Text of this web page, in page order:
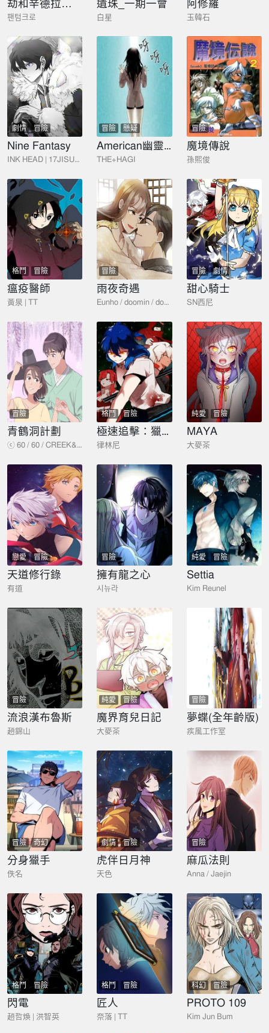
劫和辛德拉的日常
팬텀크로
遺珠_一期一會
白星
阿修羅
玉韓石
劇情 冒險
Nine Fantasy
INK HEAD | 17JISUNG
冒險 懸疑
American幽靈傑克
THE+HAGI
冒險
魔境傳說
孫熙俊
格鬥 冒險
瘟疫醫師
黃泉 | TT
冒險
雨夜奇遇
Eunho / doomin / doomin
冒險 劇情
甜心騎士
SN西尼
冒險
青鶴洞計劃
ⓒ 60 / 60 / CREEK&RIVER ENTERTAINMENT
格鬥 冒險
極速追擊：獵犬
律林尼
純愛 冒險
MAYA
大麥茶
戀愛 冒險
天道修行錄
有道
冒險
擁有龍之心
시뉴라
純愛 冒險
Settia
Kim Reunel
冒險
流浪漢布魯斯
趙錦山
純愛 冒險
魔界育兒日記
大麥茶
冒險
夢蝶(全年齡版)
疾風工作室
冒險 奇幻
分身獵手
佚名
劇情 冒險
虎伴日月神
天色
冒險
麻瓜法則
Anna / Jaejin
格鬥 冒險
閃電
趙哲煥 | 洪智英
格鬥 冒險
匠人
奈落 | TT
科幻 冒險
PROTO 109
Kim Jun Bum